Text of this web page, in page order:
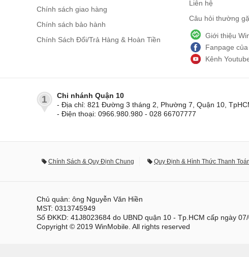
Chính sách giao hàng
Chính sách bảo hành
Chính Sách Đổi/Trả Hàng & Hoàn Tiền
Liên hệ
Câu hỏi thường
Giới thiệu
Fanpage
Kênh
1
Chi nhánh Quận 10
- Địa chỉ: 821 Đường 3 tháng 2, Phường 7, Quận 10,
- Điện thoại: 0966.980.980 - 028 66707777
Chính Sách & Quy Định Chung Quy Định & Hình Thức Thanh
Chủ quản: ông Nguyễn Văn Hiền
MST: 0313745949
Số ĐKKD: 41J8023684 do UBND quận 10 - Tp.HCM cấp ngày
Copyright © 2019 WinMobile. All rights reserved